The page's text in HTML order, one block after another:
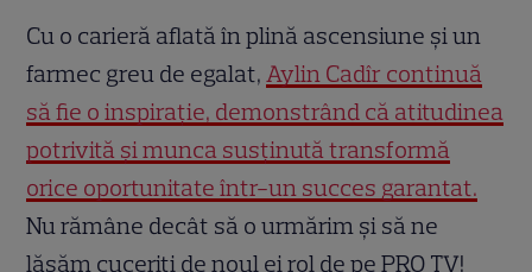
Cu o carieră aflată în plină ascensiune și un
farmec greu de egalat, Aylin Cadîr continuă
să fie o inspirație, demonstrând că atitudinea
potrivită și munca susținută transformă
orice oportunitate într-un succes garantat.
Nu rămâne decât să o urmărim și să ne
lăsăm cuceriți de noul ei rol de pe PRO TV!